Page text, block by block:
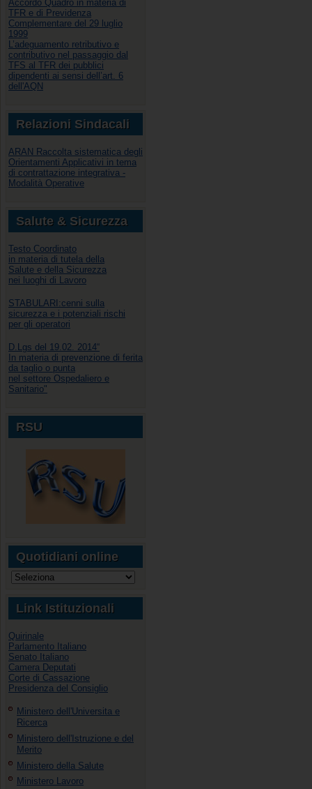
Accordo Quadro in materia di
TFR e di Previdenza
Complementare del 29 luglio
1999
L’adeguamento retributivo e
contributivo nel passaggio dal
TFS al TFR dei pubblici
dipendenti ai sensi dell’art. 6
dell'AQN
Relazioni Sindacali
ARAN Raccolta sistematica degli
Orientamenti Applicativi in tema
di contrattazione integrativa -
Modalità Operative
Salute & Sicurezza
Testo Coordinato
in materia di tutela della
Salute e della Sicurezza
nei luoghi di Lavoro
STABULARI:cenni sulla
sicurezza e i potenziali rischi
per gli operatori
D.Lgs del 19.02. 2014“
In materia di prevenzione di ferita
da taglio o punta
nel settore Ospedaliero e
Sanitario"
RSU
Quotidiani online
Link Istituzionali
Quirinale
Parlamento Italiano
Senato Italiano
Camera Deputati
Corte di Cassazione
Presidenza del Consiglio
Ministero dell'Universita e
Ricerca
Ministero dell'Istruzione e del
Merito
Ministero della Salute
Ministero Lavoro